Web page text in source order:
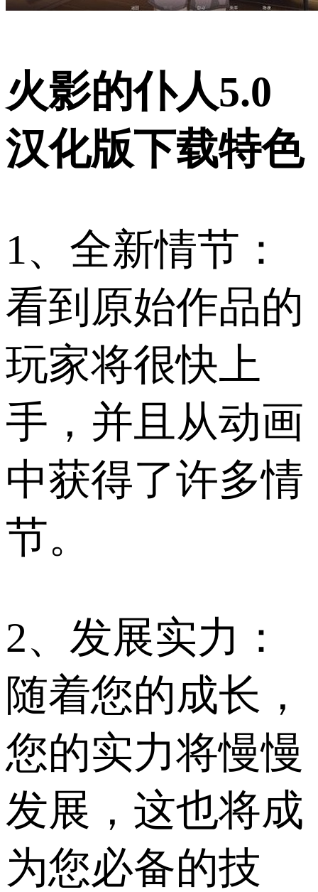
火影的仆人5.0
汉化版下载特色
1、全新情节：
看到原始作品的
玩家将很快上
手，并且从动画
中获得了许多情
节。
2、发展实力：
随着您的成长，
您的实力将慢慢
发展，这也将成
为您必备的技